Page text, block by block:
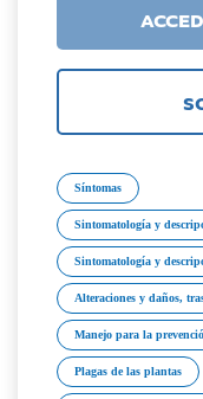
Síntomas
Sintomatología y
Sintomatología y
Alteraciones y daños,
Manejo para la
Plagas de las plantas